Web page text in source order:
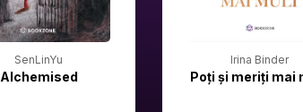
SenLinYu
Alchemised
Irina Binder
Poți și meriți mai